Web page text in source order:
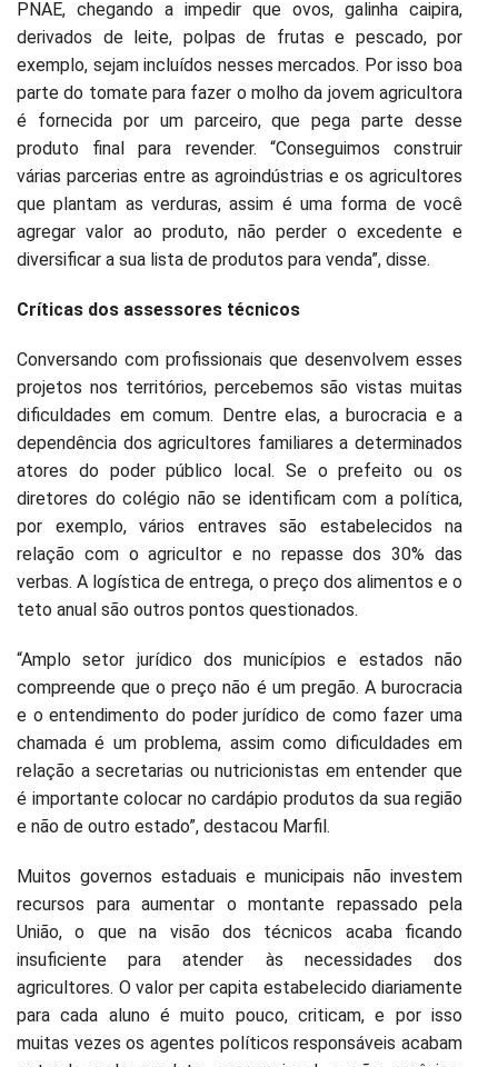
PNAE, chegando a impedir que ovos, galinha caipira,
derivados de leite, polpas de frutas e pescado, por
exemplo, sejam incluídos nesses mercados. Por isso boa
parte do tomate para fazer o molho da jovem agricultora
é fornecida por um parceiro, que pega parte desse
produto final para revender. “Conseguimos construir
várias parcerias entre as agroindústrias e os agricultores
que plantam as verduras, assim é uma forma de você
agregar valor ao produto, não perder o excedente e
diversificar a sua lista de produtos para venda”, disse.
Críticas dos assessores técnicos
Conversando com profissionais que desenvolvem esses
projetos nos territórios, percebemos são vistas muitas
dificuldades em comum. Dentre elas, a burocracia e a
dependência dos agricultores familiares a determinados
atores do poder público local. Se o prefeito ou os
diretores do colégio não se identificam com a política,
por exemplo, vários entraves são estabelecidos na
relação com o agricultor e no repasse dos 30% das
verbas. A logística de entrega, o preço dos alimentos e o
teto anual são outros pontos questionados.
“Amplo setor jurídico dos municípios e estados não
compreende que o preço não é um pregão. A burocracia
e o entendimento do poder jurídico de como fazer uma
chamada é um problema, assim como dificuldades em
relação a secretarias ou nutricionistas em entender que
é importante colocar no cardápio produtos da sua região
e não de outro estado”, destacou Marfil.
Muitos governos estaduais e municipais não investem
recursos para aumentar o montante repassado pela
União, o que na visão dos técnicos acaba ficando
insuficiente para atender às necessidades dos
agricultores. O valor per capita estabelecido diariamente
para cada aluno é muito pouco, criticam, e por isso
muitas vezes os agentes políticos responsáveis acabam